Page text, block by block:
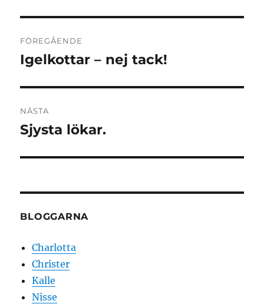
FÖREGÅENDE
Föregående
Igelkottar – nej tack!
NÄSTA
Nästa
Sjysta lökar.
BLOGGARNA
Charlotta
Christer
Kalle
Nisse